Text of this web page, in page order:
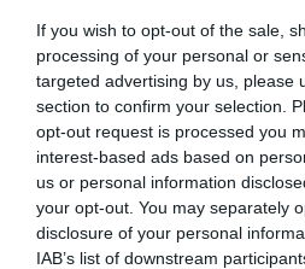
If you wish to opt-out of the sale,
processing of your personal or
targeted advertising by us, please
section to confirm your selection.
opt-out request is processed you
interest-based ads based on
us or personal information
your opt-out. You may separately
disclosure of your personal
IAB’s list of downstream
de HiFly, et de proposer ses
temporaire avec équipage plus ou
mcmana commenté :
AB effectuera les vol BA92 et
autant dire que les A340 ne